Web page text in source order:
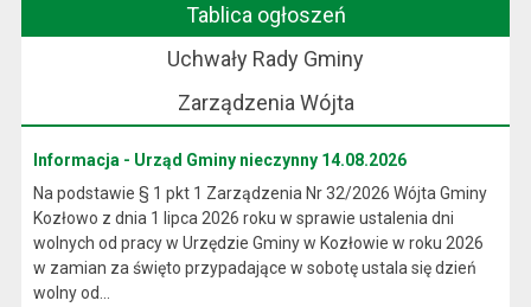
Tablica ogłoszeń
Uchwały Rady Gminy
Zarządzenia Wójta
Informacja - Urząd Gminy nieczynny 14.08.2026
Na podstawie § 1 pkt 1 Zarządzenia Nr 32/2026 Wójta Gminy
Kozłowo z dnia 1 lipca 2026 roku w sprawie ustalenia dni
wolnych od pracy w Urzędzie Gminy w Kozłowie w roku 2026
w zamian za święto przypadające w sobotę ustala się dzień
wolny od...